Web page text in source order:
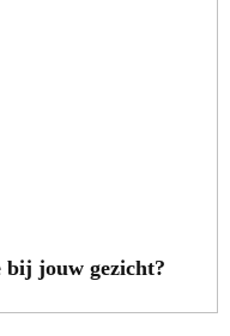
bij jouw gezicht?